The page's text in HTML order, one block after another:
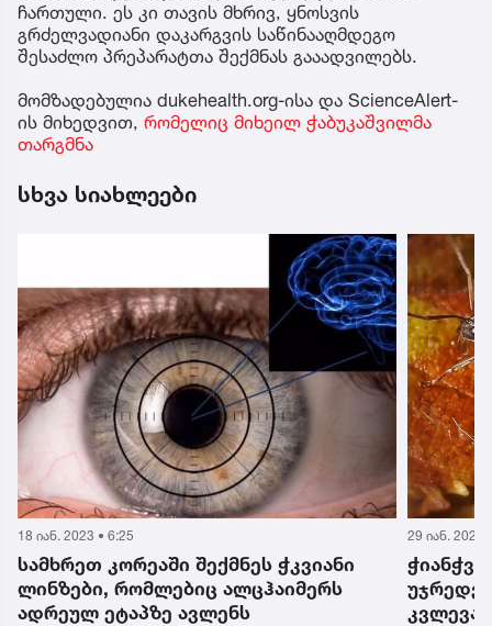
ჩართული. ეს კი თავის მხრივ, ყნოსვის
გრძელვადიანი დაკარგვის საწინააღმდეგო
შესაძლო პრეპარატთა შექმნას გააადვილებს.
მომზადებულია dukehealth.org-ისა და ScienceAlert-
ის მიხედვით, რომელიც მიხეილ ჭაბუკაშვილმა
თარგმნა
სხვა სიახლეები
29 იან. 2023 • 11:30
ჭიანჭველებს შარდში სიმსივნის
უჯრედების აღმოჩენა შეუძლიათ -
კვლევა
9 იან. 2023 •